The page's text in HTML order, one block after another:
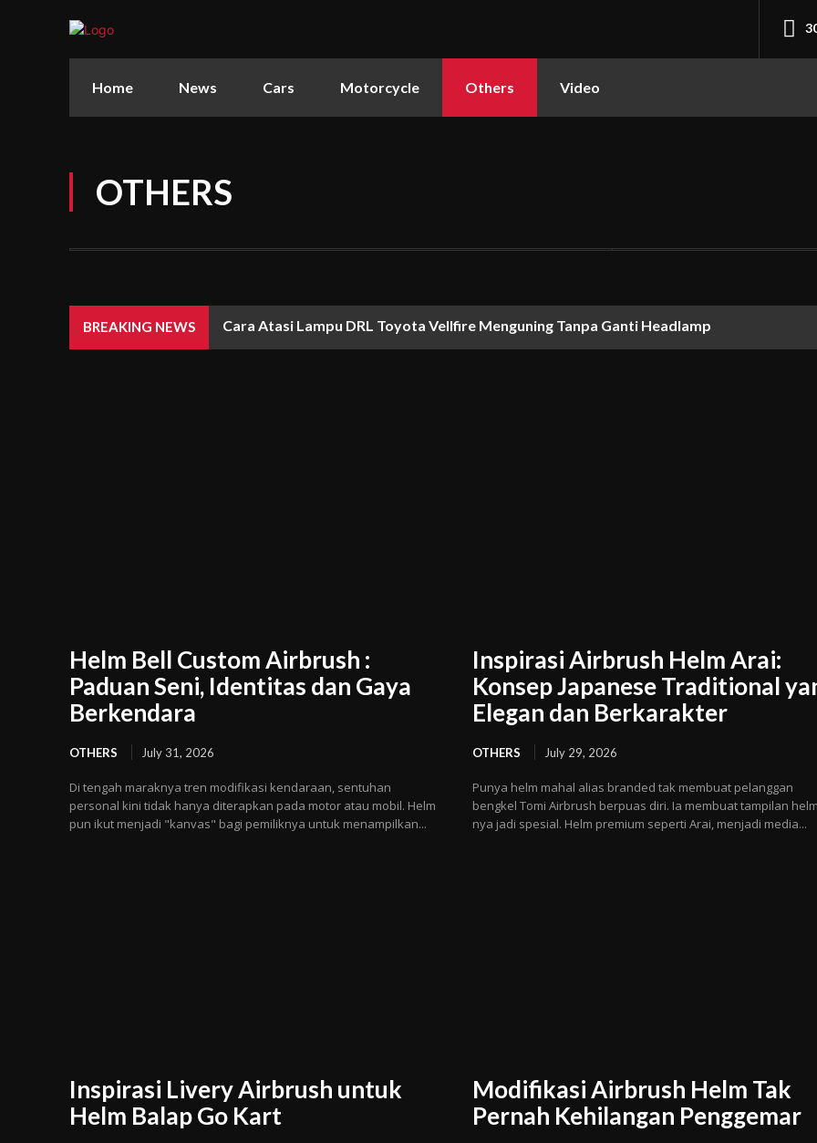
Home News Cars Motorcycle Others Video
OTHERS
BREAKING NEWS Cara Atasi Lampu DRL Toyota Vellfire Menguning Tanpa Ganti Headlamp
Helm Bell Custom Airbrush :
Paduan Seni, Identitas dan Gaya
Berkendara
OTHERS July 31, 2026
Di tengah maraknya tren modifikasi kendaraan, sentuhan
personal kini tidak hanya diterapkan pada motor atau mobil. Helm
pun ikut menjadi "kanvas" bagi pemiliknya untuk menampilkan...
Inspirasi Airbrush Helm Arai:
Konsep Japanese Traditional
Elegan dan Berkarakter
OTHERS July 29, 2026
Punya helm mahal alias branded tak membuat pelanggan
bengkel Tomi Airbrush berpuas diri. Ia membuat tampilan
nya jadi spesial. Helm premium seperti Arai, menjadi media...
Inspirasi Livery Airbrush untuk
Helm Balap Go Kart
Modifikasi Airbrush Helm Tak
Pernah Kehilangan Penggemar